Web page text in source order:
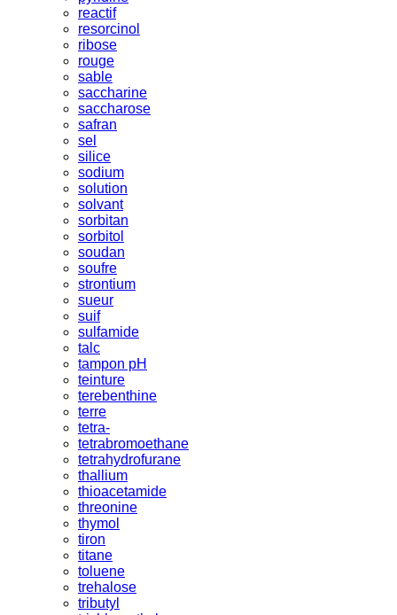
reactif
resorcinol
ribose
rouge
sable
saccharine
saccharose
safran
sel
silice
sodium
solution
solvant
sorbitan
sorbitol
soudan
soufre
strontium
sueur
suif
sulfamide
talc
tampon pH
teinture
terebenthine
terre
tetra-
tetrabromoethane
tetrahydrofurane
thallium
thioacetamide
threonine
thymol
tiron
titane
toluene
trehalose
tributyl